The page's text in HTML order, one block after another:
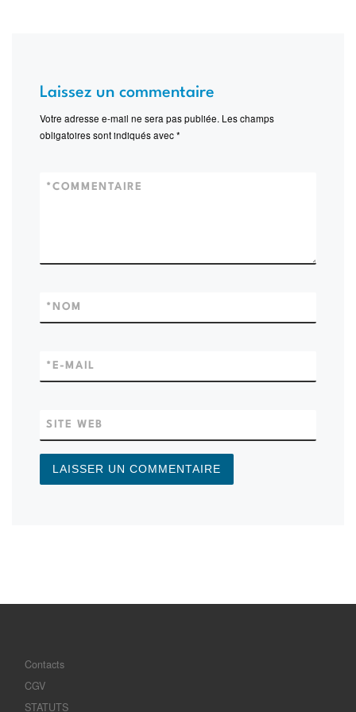
Laissez un commentaire
Votre adresse e-mail ne sera pas publiée. Les champs
obligatoires sont indiqués avec*
COMMENTAIRE
*
NOM
*
E-MAIL
*
SITE WEB
Contacts
CGV
STATUTS